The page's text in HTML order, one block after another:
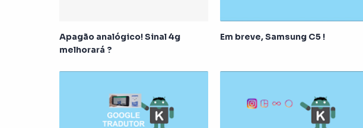
Apagão analógico! Sinal 4g
melhorará ?
Em breve, Samsung C5 !